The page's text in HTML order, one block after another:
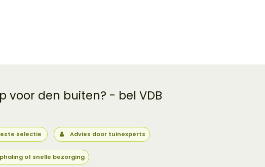
voor den buiten? - bel VDB
selectie Advies door tuinexperts
of snelle bezorging